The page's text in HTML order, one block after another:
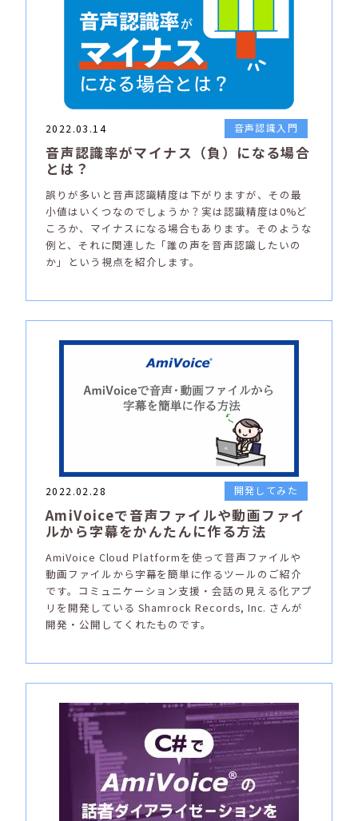
2022.03.14 音声認識入門
音声認識率がマイナス（負）になる場合
とは？
誤りが多いと音声認識精度は下がりますが、その最
小値はいくつなのでしょうか？実は認識精度は0%ど
ころか、マイナスになる場合もあります。そのような
例と、それに関連した「誰の声を音声認識したいの
か」という視点を紹介します。
2022.02.28 開発してみた
AmiVoiceで音声ファイルや動画ファイ
ルから字幕をかんたんに作る方法
AmiVoice Cloud Platformを使って音声ファイルや
動画ファイルから字幕を簡単に作るツールのご紹介
です。コミュニケーション支援・会話の見える化アプ
リを開発している Shamrock Records, Inc. さんが
開発・公開してくれたものです。